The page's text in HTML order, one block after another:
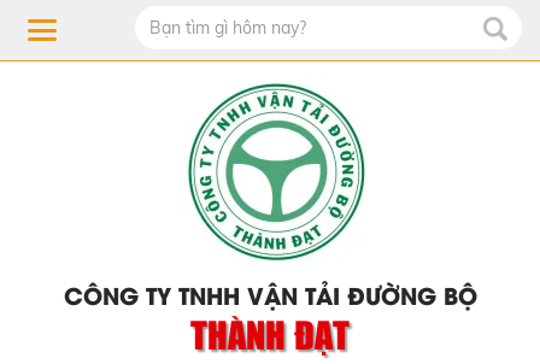
CÔNG TY TNHH VẬN TẢI ĐƯỜNG BỘ
THÀNH ĐẠT